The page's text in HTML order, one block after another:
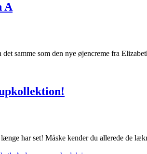
A
samme som den nye øjencreme fra
har set! Måske kender du allerede de